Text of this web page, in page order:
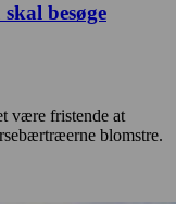
besøge
være fristende at
blomstre.